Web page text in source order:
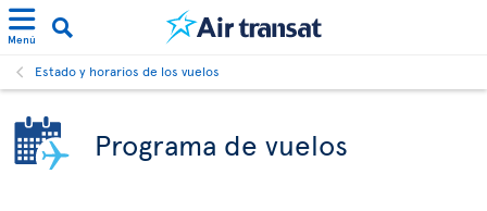
Menú
Estado y horarios de los vuelos
Programa de vuelos